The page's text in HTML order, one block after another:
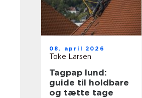
08. april 2026
Toke Larsen
Tagpap lund:
guide til holdbare
og tætte tage